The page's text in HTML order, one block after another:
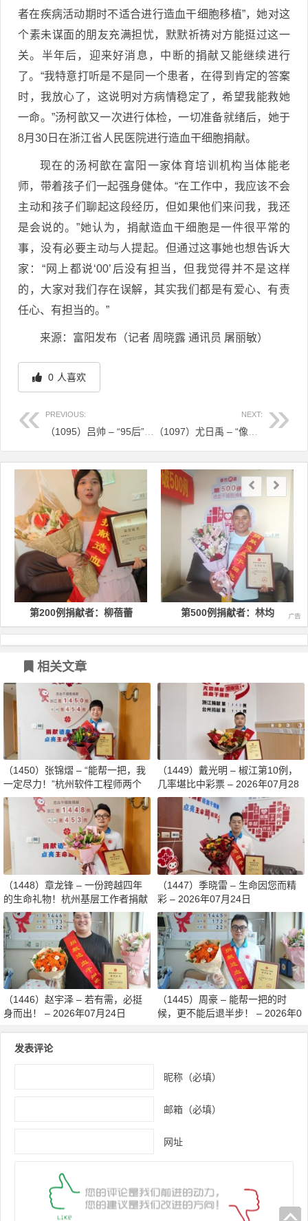
者在疾病活动期时不适合进行造血干细胞移植”，她对这
个素未谋面的朋友充满担忧，默默祈祷对方能挺过这一
关。半年后，迎来好消息，中断的捐献又能继续进行
了。“我特意打听是不是同一个患者，在得到肯定的答案
时，我放心了，这说明对方病情稳定了，希望我能救她
一命。”汤柯歆又一次进行体检，一切准备就绪后，她于
8月30日在浙江省人民医院进行造血干细胞捐献。
现在的汤柯歆在富阳一家体育培训机构当体能老
师，带着孩子们一起强身健体。“在工作中，我应该不会
主动和孩子们聊起这段经历，但如果他们来问我，我还
是会说的。”她认为，捐献造血干细胞是一件很平常的
事，没有必要主动与人提起。但通过这事她也想告诉大
家：“网上都说‘00’后没有担当，但我觉得并不是这样
的，大家对我们存在误解，其实我们都是有爱心、有责
任心、有担当的。”
来源：富阳发布（记者 周晓露 通讯员 屠丽敏）
0 人喜欢
PREVIOUS: NEXT:
文章导航
第200例捐献者：柳蓓蕾 第500例捐献者：林均
相关文章
（1450）张锦熠 – “能帮一把，我
一定尽力！”杭州软件工程师两个
月减重13斤赴生命之约 – 2026年0
8月03日
（1449）戴光明 – 椒江第10例，
几率堪比中彩票 – 2026年07月28
日
（1448）章龙锋 – 一份跨越四年
的生命礼物！杭州基层工作者捐献
造血干细胞传递希望 – 2026年07
月27日
（1447）季晓雷 – 生命因您而精
彩 – 2026年07月24日
（1446）赵宇泽 – 若有需，必挺
身而出！ – 2026年07月24日
（1445）周豪 – 能帮一把的时
候，更不能后退半步！ – 2026年0
发表评论
昵称（必填）
邮箱（必填）
网址